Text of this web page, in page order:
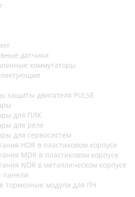
датчики
коммутаторы
защиты двигателя PULSE
для ПЛК
для реле
для сервосистем
HDR в пластиковом корпусе
MDR в пластиковом корпусе
NDR в металлическом корпусе
панели
тормозные модули для ПЧ